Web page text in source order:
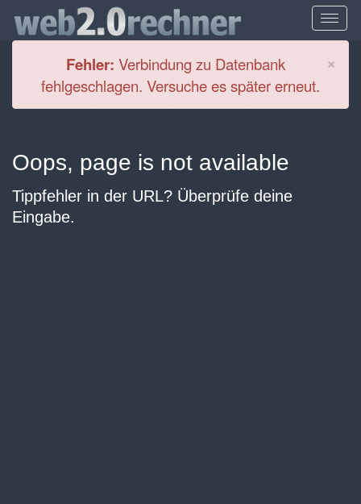
×
Fehler: Verbindung zu Datenbank
fehlgeschlagen. Versuche es später erneut.
Oops, page is not available
Tippfehler in der URL? Überprüfe deine
Eingabe.